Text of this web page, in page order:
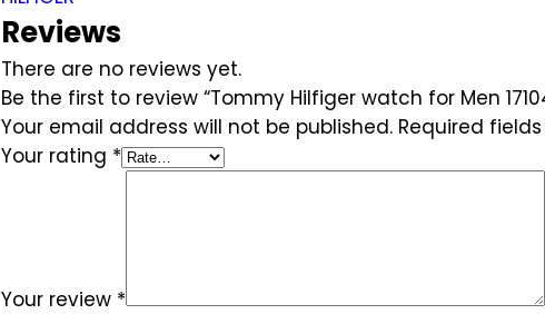
Reviews
There are no reviews yet.
Be the first to review “Tommy Hilfiger watch for Men
Your email address will not be published. Required
Your rating *
Your review *